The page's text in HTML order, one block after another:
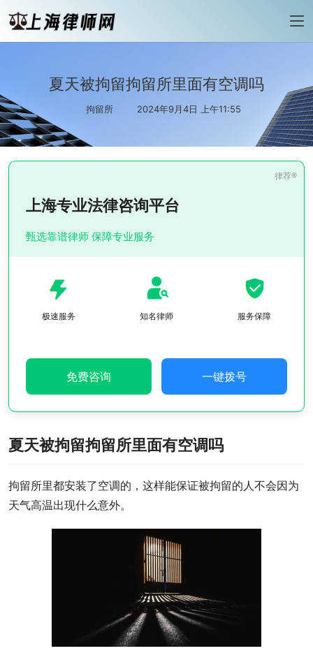
夏天被拘留拘留所里面有空调吗
拘留所 2024年9月4日 上午11:55
上海专业法律咨询平台
甄选靠谱律师 保障专业服务
极速服务 知名律师 服务保障
免费咨询 一键拨号
夏天被拘留拘留所里面有空调吗
拘留所里都安装了空调的，这样能保证被拘留的人不会因为
天气高温出现什么意外。